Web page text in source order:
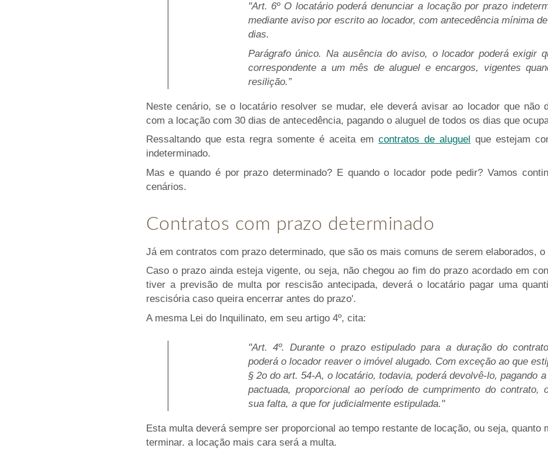
"Art. 6º O locatário poderá denunciar a locação por prazo
mediante aviso por escrito ao locador, com antecedência mínima
dias.
Parágrafo único. Na ausência do aviso, o locador poderá exigir
correspondente a um mês de aluguel e encargos, vigentes
resilição.”
Neste cenário, se o locatário resolver se mudar, ele deverá avisar ao locador que não
com a locação com 30 dias de antecedência, pagando o aluguel de todos os dias que
Ressaltando que esta regra somente é aceita em contratos de aluguel que estejam
indeterminado.
Mas e quando é por prazo determinado? E quando o locador pode pedir? Vamos
cenários.
Contratos com prazo determinado
Já em contratos com prazo determinado, que são os mais comuns de serem elaborados, o
Caso o prazo ainda esteja vigente, ou seja, não chegou ao fim do prazo acordado em
tiver a previsão de multa por rescisão antecipada, deverá o locatário pagar uma
rescisória caso queira encerrar antes do prazo'.
A mesma Lei do Inquilinato, em seu artigo 4º, cita:
"Art. 4º. Durante o prazo estipulado para a duração do
poderá o locador reaver o imóvel alugado. Com exceção ao que
§ 2o do art. 54-A, o locatário, todavia, poderá devolvê-lo, pagando
pactuada, proporcional ao período de cumprimento do contrato,
sua falta, a que for judicialmente estipulada."
Esta multa deverá sempre ser proporcional ao tempo restante de locação, ou seja, quanto
terminar. a locação mais cara será a multa.